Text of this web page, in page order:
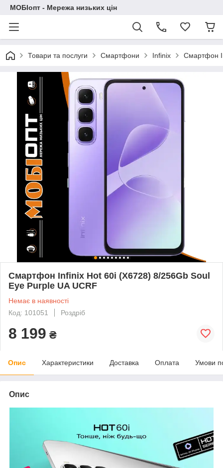
МОБІопт - Мережа низьких цін
Товари та послуги Смартфони Infinix Смартфон
Смартфон Infinix Hot 60i (X6728) 8/256Gb Soul
Eye Purple UA UCRF
Немає в наявності
Код: 101051
Роздріб
8 199 ₴
Опис Характеристики Доставка Оплата Умови
Опис